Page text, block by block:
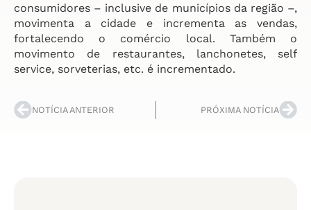
consumidores – inclusive de municípios da região –,
movimenta a cidade e incrementa as vendas,
fortalecendo o comércio local. Também o
movimento de restaurantes, lanchonetes, self
service, sorveterias, etc. é incrementado.
NOTÍCIA ANTERIOR PRÓXIMA NOTÍCIA